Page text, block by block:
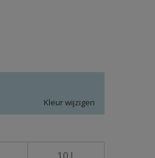
Kleur wijzigen
10 L